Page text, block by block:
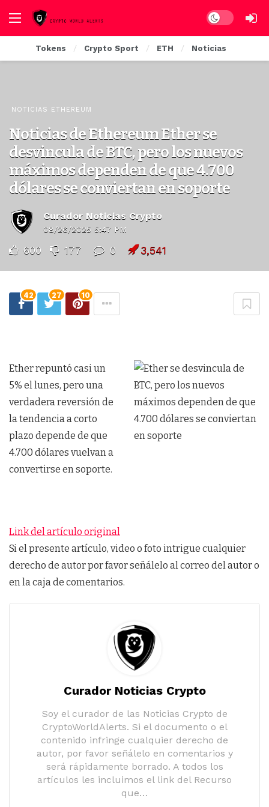
Dark mode
Tokens Crypto Sport ETH Noticias
NOTICIAS ETHEREUM
Noticias de Ethereum Ether se
desvincula de BTC, pero los nuevos
máximos dependen de que 4.700
dólares se conviertan en soporte
Curador Noticias Crypto
08/26/2025 5:47 PM
600 177 0 3,541
42 27 10
Ether repuntó casi un
5% el lunes, pero una
verdadera reversión de
la tendencia a corto
plazo depende de que
4.700 dólares vuelvan a
convertirse en soporte.
Link del artículo original
Si el presente artículo, video o foto intrigue cualquier
derecho de autor por favor señálelo al correo del autor o
en la caja de comentarios.
Curador Noticias Crypto
Soy el curador de las Noticias Crypto de
CryptoWorldAlerts. Si el documento o el
contenido infringe cualquier derecho de
autor, por favor señálelo en comentarios y
será rápidamente borrado. A todos los
artículos les incluimos el link del Recurso
que…